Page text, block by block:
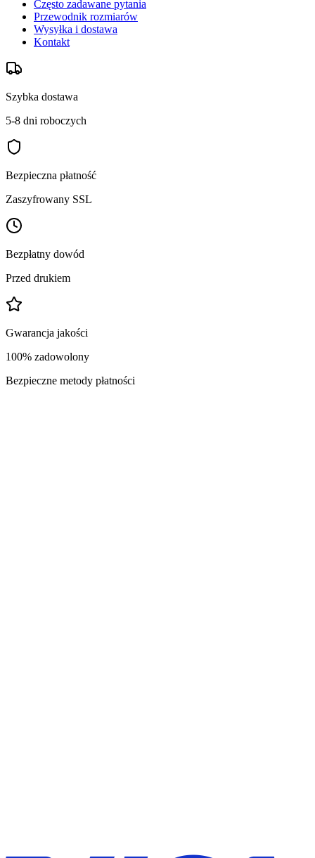
Często zadawane pytania
Przewodnik rozmiarów
Wysyłka i dostawa
Kontakt
Szybka dostawa
5-8 dni roboczych
Bezpieczna płatność
Zaszyfrowany SSL
Bezpłatny dowód
Przed drukiem
Gwarancja jakości
100% zadowolony
Bezpieczne metody płatności